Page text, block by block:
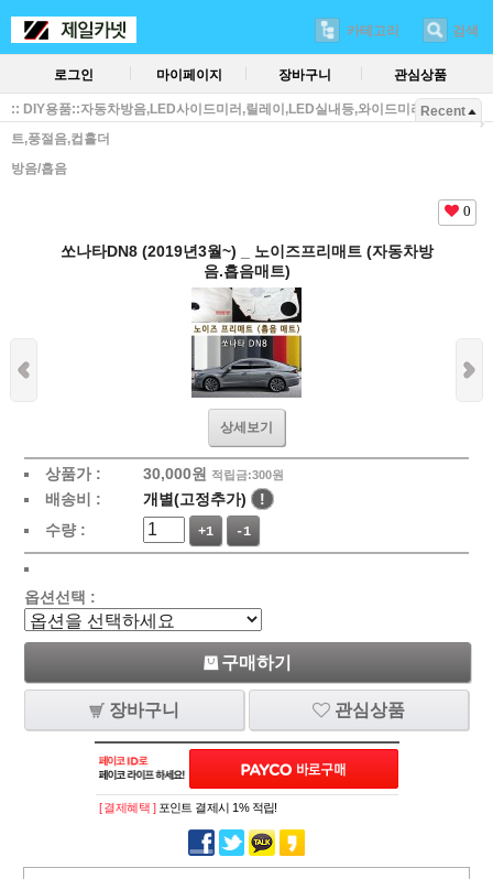
카테고리 검색
로그인 마이페이지 장바구니 관심상품
:: DIY용품::자동차방음,LED사이드미러,릴레이,LED실내등,와이드미러,방진매
트,풍절음,컵홀더
방음/흡음
Recent
0
쏘나타DN8 (2019년3월~) _ 노이즈프리매트 (자동차방
음.흡음매트)
상세보기
상품가 : 30,000원 적립금:300원
배송비 : 개별(고정추가)
!
수량 :
+1 -1
옵션선택 :
구매하기
장바구니 관심상품
[ 결제혜택 ] 포인트 결제시 1% 적립!